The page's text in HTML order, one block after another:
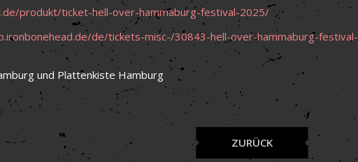
produkt/ticket-hell-over-hammaburg-festival-2025/
de/tickets-misc-/30843-hell-over-hammaburg-festival-
und Plattenkiste Hamburg
ZURÜCK